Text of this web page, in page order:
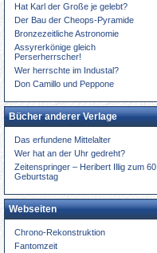
Hat Karl der Große je gelebt?
Der Bau der Cheops-Pyramide
Bronzezeitliche Astronomie
Assyrerkönige gleich
Perserherrscher!
Wer herrschte im Industal?
Don Camillo und Peppone
Bücher anderer Verlage
Das erfundene Mittelalter
Wer hat an der Uhr gedreht?
Zeitenspringer – Heribert Illig zum 60.
Geburtstag
Webseiten
Chrono-Rekonstruktion
Fantomzeit